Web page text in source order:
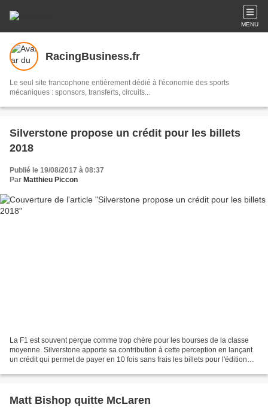
MENU
RacingBusiness.fr
Le seul site francophone entièrement dédié à l'économie des sports
mécaniques : sponsors, transferts, circuits...
Silverstone propose un crédit pour les billets
2018
Publié le 19/08/2017 à 08:37
Par Matthieu Piccon
La F1 est souvent perçue comme trop chère pour les bourses de la classe
moyenne. Silverstone apporte sa contribution à cette perception en lançant
un crédit qui permet de payer en 10 fois sans frais les billets pour l'édition
Matt Bishop quitte McLaren